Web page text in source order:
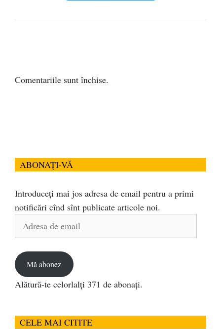
Comentariile sunt închise.
ABONAȚI-VĂ
Introduceți mai jos adresa de email pentru a primi
notificări cînd sînt publicate articole noi.
Adresa
Mă abonez
Alătură-te celorlalți 371 de abonați.
CELE MAI CITITE